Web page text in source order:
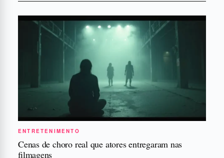
ENTRETENIMENTO
Cenas de choro real que atores entregaram nas
filmagens